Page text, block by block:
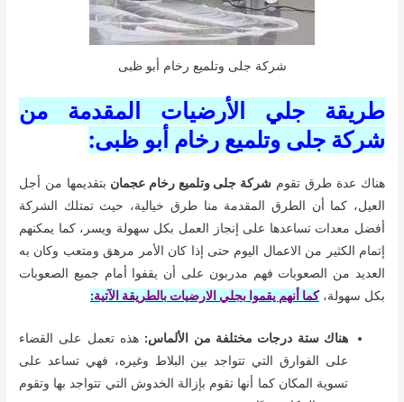
شركة جلى وتلميع رخام أبو ظبى
طريقة جلي الأرضيات المقدمة من
شركة جلى وتلميع رخام أبو ظبى:
هناك عدة طرق تقوم شركة جلى وتلميع رخام عجمان بتقديمها من أجل
العيل، كما أن الطرق المقدمة منا طرق خيالية، حيث تمتلك الشركة
أفضل معدات تساعدها على إنجاز العمل بكل سهولة ويسر، كما يمكنهم
إتمام الكثير من الاعمال اليوم حتى إذا كان الأمر مرهق ومتعب وكان به
العديد من الصعوبات فهم مدربون على أن يقفوا أمام جميع الصعوبات
بكل سهولة،كما أنهم يقموا بجلي الارضيات بالطريقة الآتية:
هناك ستة درجات مختلفة من الألماس: هذه تعمل على القضاء
على الفوارق التي تتواجد بين البلاط وغيره، فهي تساعد على
تسوية المكان كما أنها تقوم بإزالة الخدوش التي تتواجد بها وتقوم